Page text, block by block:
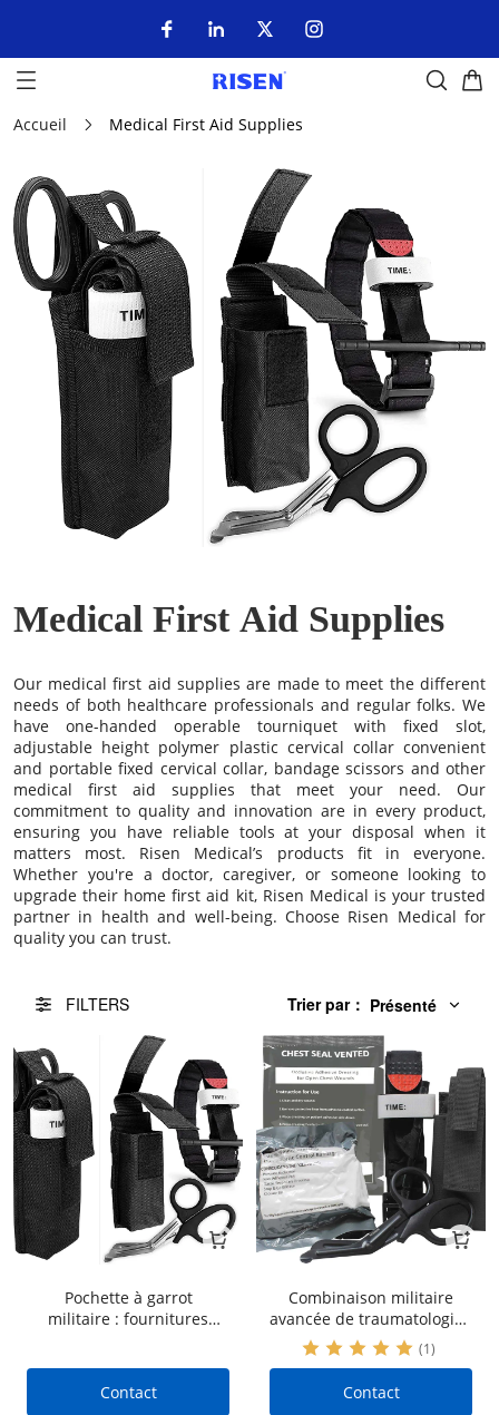
Accueil Medical First Aid Supplies
Medical First Aid Supplies
Our medical first aid supplies are made to meet the different
needs of both healthcare professionals and regular folks. We
have one-handed operable tourniquet with fixed slot,
adjustable height polymer plastic cervical collar convenient
and portable fixed cervical collar, bandage scissors and other
medical first aid supplies that meet your need. Our
commitment to quality and innovation are in every product,
ensuring you have reliable tools at your disposal when it
matters most. Risen Medical’s products fit in everyone.
Whether you're a doctor, caregiver, or someone looking to
upgrade their home first aid kit, Risen Medical is your trusted
partner in health and well-being. Choose Risen Medical for
quality you can trust.
FILTERS Trier par： Présenté
Pochette à garrot
militaire : fournitures
israélien | Ciseaux de
traumatologie | Arrêtez le
Contact
Combinaison militaire
avancée de traumatologie :
fournitures médicales
essentielles | Garrot CAT |
Bandage israélien |
Ciseaux de traumatologie
(1)
Contact